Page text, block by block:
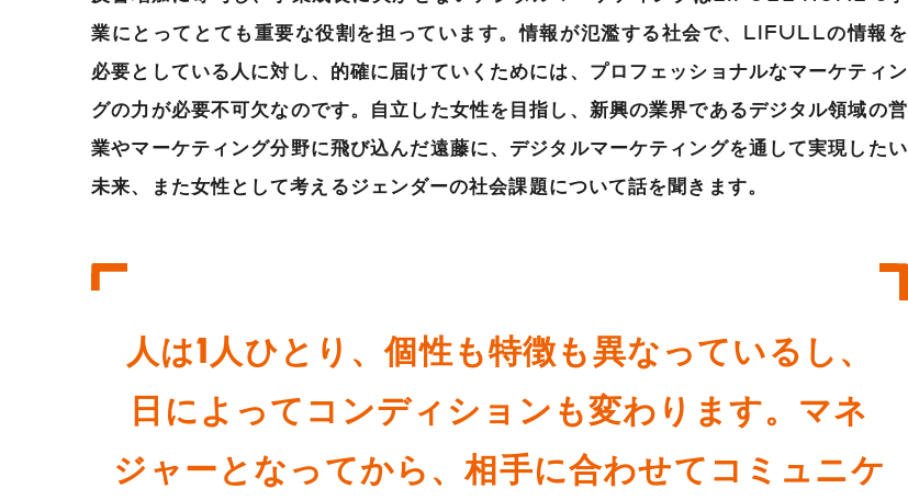
業にとってとても重要な役割を担っています。情報が氾濫する社会で、LIFULLの情報を
必要としている人に対し、的確に届けていくためには、プロフェッショナルなマーケティン
グの力が必要不可欠なのです。自立した女性を目指し、新興の業界であるデジタル領域の営
業やマーケティング分野に飛び込んだ遠藤に、デジタルマーケティングを通して実現したい
未来、また女性として考えるジェンダーの社会課題について話を聞きます。
人は1人ひとり、個性も特徴も異なっているし、
日によってコンディションも変わります。マネ
ジャーとなってから、相手に合わせてコミュニケ